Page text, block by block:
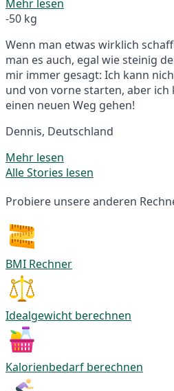
Mehr lesen
-50 kg
Wenn man etwas wirklich
man es auch, egal wie steinig
mir immer gesagt: Ich kann
und von vorne starten, aber
einen neuen Weg gehen!
Dennis, Deutschland
Mehr lesen
Alle Stories lesen
Probiere unsere anderen
BMI Rechner
Idealgewicht berechnen
Kalorienbedarf berechnen